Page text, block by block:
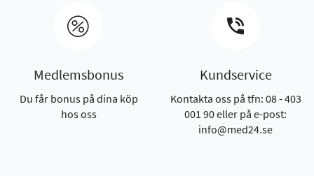
Medlemsbonus
Du får bonus på dina köp
hos oss
Kundservice
Kontakta oss på tfn: 08 - 403
001 90 eller på e-post:
info@med24.se